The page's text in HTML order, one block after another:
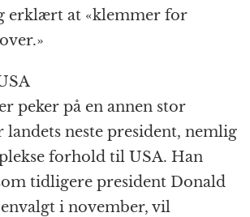
erklært at «klemmer for
peker på en annen stor
neste president, nemlig
forhold til USA. Han
tidligere president Donald
i november, vil